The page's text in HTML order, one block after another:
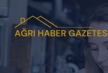
atla